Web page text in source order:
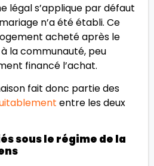
légal s’applique par défaut
n’a été établi. Ce
acheté après le
la communauté, peu
financé l’achat.
fait donc partie des
entre les deux
sous le régime de la